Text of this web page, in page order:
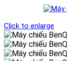
Click to enlarge